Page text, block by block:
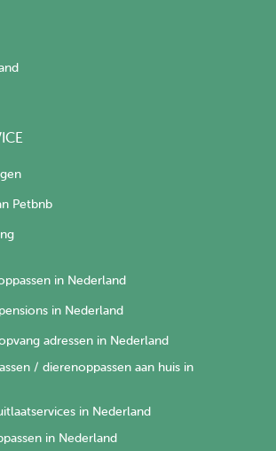
Petbnb
in Nederland
in Nederland
adressen in Nederland
/ dierenoppassen aan huis in
in Nederland
in Nederland